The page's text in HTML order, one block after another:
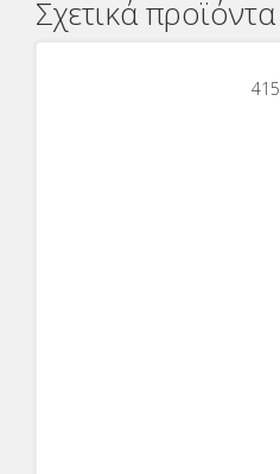
Σχετικά προϊόντα
415